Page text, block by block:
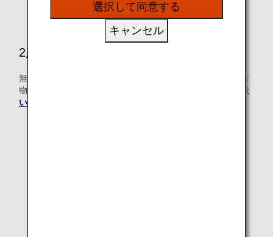
2歳～12歳未満のお子様（小児）
無料でお預かりする手荷物の個数・サイズ・重量、無料手荷
物許容量を超える場合の超過手荷物料金は
大人と同じ取り扱
い
選択して同意する
キャンセル